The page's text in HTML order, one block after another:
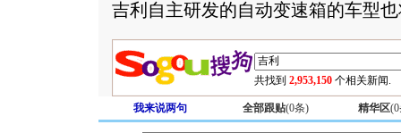
吉利自主研发的自动变速箱的车型
共找到 2,953,150 个相关新闻.
我来说两句 全部跟贴(0条) 精华区(0